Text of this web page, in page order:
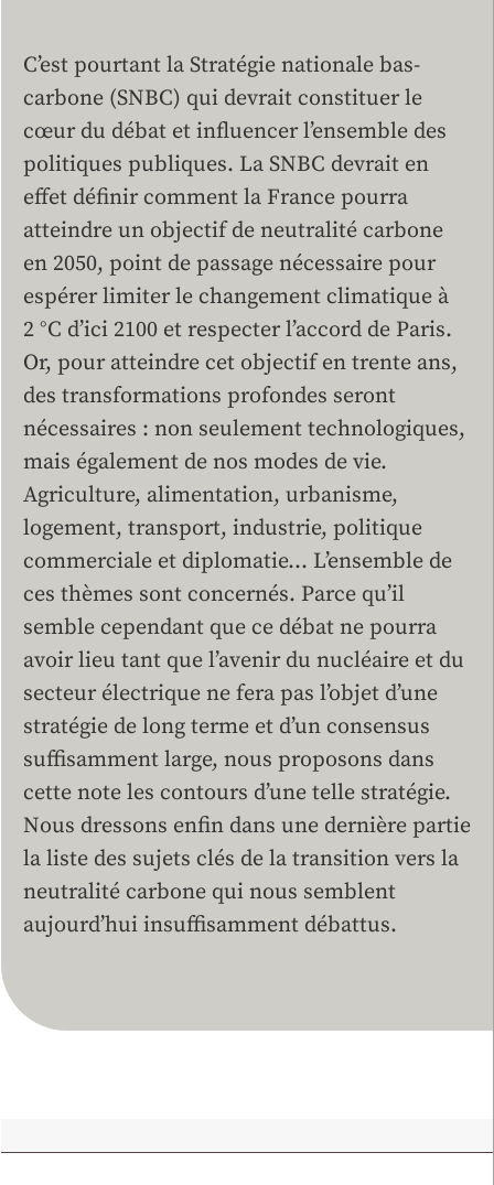
C’est pourtant la Stratégie nationale bas-
carbone (SNBC) qui devrait constituer le
cœur du débat et influencer l’ensemble des
politiques publiques. La SNBC devrait en
effet définir comment la France pourra
atteindre un objectif de neutralité carbone
en 2050, point de passage nécessaire pour
espérer limiter le changement climatique à
2 °C d’ici 2100 et respecter l’accord de Paris.
Or, pour atteindre cet objectif en trente ans,
des transformations profondes seront
nécessaires : non seulement technologiques,
mais également de nos modes de vie.
Agriculture, alimentation, urbanisme,
logement, transport, industrie, politique
commerciale et diplomatie… L’ensemble de
ces thèmes sont concernés. Parce qu’il
semble cependant que ce débat ne pourra
avoir lieu tant que l’avenir du nucléaire et du
secteur électrique ne fera pas l’objet d’une
stratégie de long terme et d’un consensus
suffisamment large, nous proposons dans
cette note les contours d’une telle stratégie.
Nous dressons enfin dans une dernière partie
la liste des sujets clés de la transition vers la
neutralité carbone qui nous semblent
aujourd’hui insuffisamment débattus.